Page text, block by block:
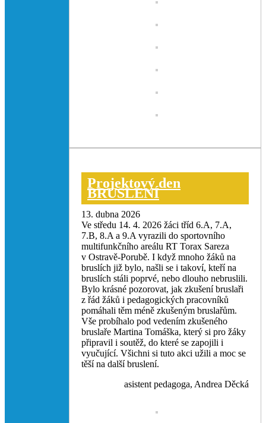
Projektový den
BRUSLENÍ
13. dubna 2026
Ve středu 14. 4. 2026 žáci tříd 6.A, 7.A,
7.B, 8.A a 9.A vyrazili do sportovního
multifunkčního areálu RT Torax Sareza
v Ostravě-Porubě. I když mnoho žáků na
bruslích již bylo, našli se i takoví, kteří na
bruslích stáli poprvé, nebo dlouho nebruslili.
Bylo krásné pozorovat, jak zkušení bruslaři
z řád žáků i pedagogických pracovníků
pomáhali těm méně zkušeným bruslařům.
Vše probíhalo pod vedením zkušeného
bruslaře Martina Tomáška, který si pro žáky
připravil i soutěž, do které se zapojili i
vyučující. Všichni si tuto akci užili a moc se
těší na další bruslení.
asistent pedagoga, Andrea Děcká